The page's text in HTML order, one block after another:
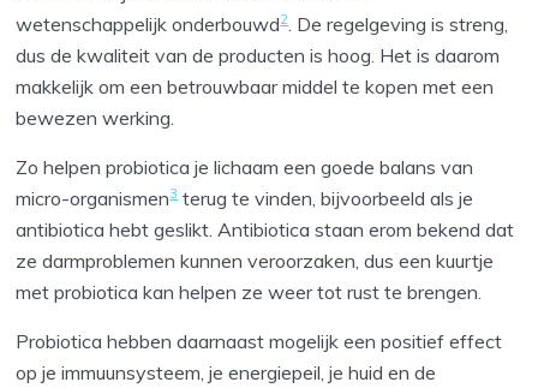
wetenschappelijk onderbouwd2. De regelgeving is streng,
dus de kwaliteit van de producten is hoog. Het is daarom
makkelijk om een betrouwbaar middel te kopen met een
bewezen werking.
Zo helpen probiotica je lichaam een goede balans van
micro-organismen3terug te vinden, bijvoorbeeld als je
antibiotica hebt geslikt. Antibiotica staan erom bekend dat
ze darmproblemen kunnen veroorzaken, dus een kuurtje
met probiotica kan helpen ze weer tot rust te brengen.
Probiotica hebben daarnaast mogelijk een positief effect
op je immuunsysteem, je energiepeil, je huid en de